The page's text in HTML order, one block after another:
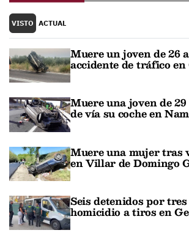
VISTO ACTUAL
Muere un joven de 26
accidente de tráfico en
Muere una joven de
de vía su coche en
Muere una mujer tras
en Villar de Domingo
Seis detenidos por
homicidio a tiros en